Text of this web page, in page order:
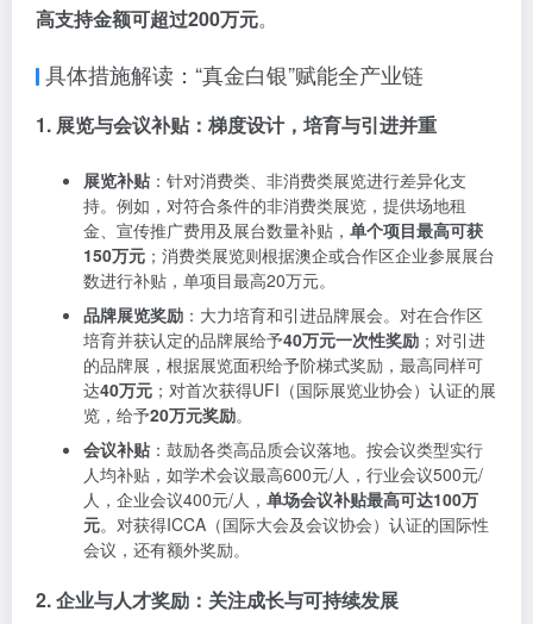
高支持金额可超过200万元。
具体措施解读：“真金白银”赋能全产业链
1. 展览与会议补贴：梯度设计，培育与引进并重
展览补贴 ：针对消费类、非消费类展览进行差异化支
持。例如，对符合条件的非消费类展览，提供场地租
金、宣传推广费用及展台数量补贴， 单个项目最高可获
150万元 ；消费类展览则根据澳企或合作区企业参展展台
数进行补贴，单项目最高20万元。
品牌展览奖励 ：大力培育和引进品牌展会。对在合作区
培育并获认定的品牌展给予40万元一次性奖励 ；对引进
的品牌展，根据展览面积给予阶梯式奖励，最高同样可
达40万元 ；对首次获得UFI（国际展览业协会）认证的展
览，给予20万元奖励。
会议补贴 ：鼓励各类高品质会议落地。按会议类型实行
人均补贴，如学术会议最高600元/人，行业会议500元/
人，企业会议400元/人， 单场会议补贴最高可达100万
元。对获得ICCA（国际大会及会议协会）认证的国际性
会议，还有额外奖励。
2. 企业与人才奖励：关注成长与可持续发展